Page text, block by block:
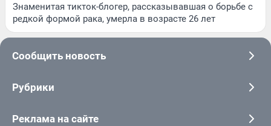
Знаменитая тикток-блогер, рассказывавшая о борьбе с
редкой формой рака, умерла в возрасте 26 лет
Сообщить новость
Рубрики
Реклама на сайте